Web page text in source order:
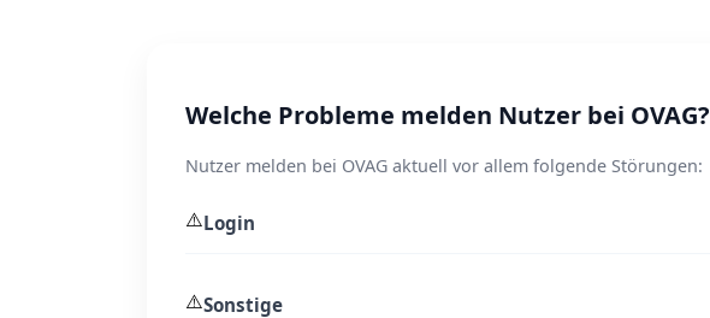
Welche Probleme melden Nutzer bei OVAG?
Nutzer melden bei OVAG aktuell vor allem folgende Störungen:
⚠️Login
⚠️Sonstige